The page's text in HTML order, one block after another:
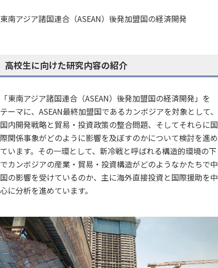
東南アジア諸国連合（ASEAN）後発加盟国の経済開発
高校生に向けた研究内容の紹介
「東南アジア諸国連合（ASEAN）後発加盟国の経済開発」を
テーマに、ASEAN最終加盟国であるカンボジアを対象として、
国内開発戦略と貿易・投資政策の整合問題、そしてそれらに国
際関係事象がどのように影響を及ぼすのかについて検討を進め
ています。その一環として、新冷戦と呼ばれる構造的環境の下
でカンボジアの産業・貿易・投資構造がどのようなかたちで中
国の影響を受けているのか、主に海外直接投資と国際援助を中
心に分析を進めています。